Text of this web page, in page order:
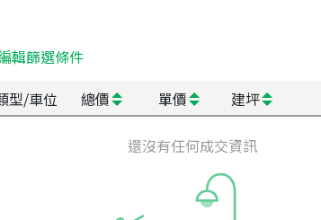
輯篩選條件
型/車位 總價 單價 建坪
還沒有任何成交資訊